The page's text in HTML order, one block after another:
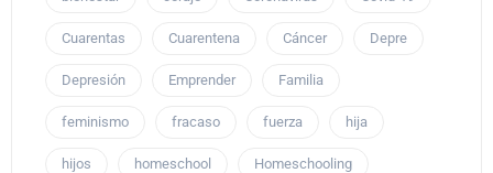
Cuarentas Cuarentena Cáncer Depre
Depresión Emprender Familia
feminismo fracaso fuerza hija
hijos homeschool Homeschooling